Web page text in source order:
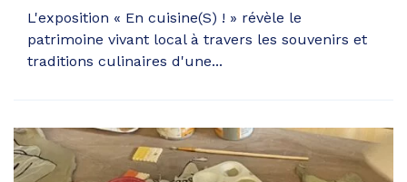
L'exposition « En cuisine(S) ! » révèle le
patrimoine vivant local à travers les souvenirs et
traditions culinaires d'une...